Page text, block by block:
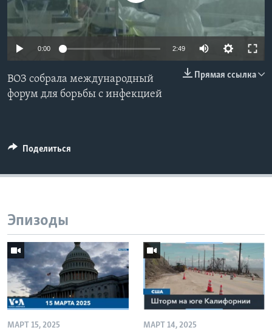
Learning English
СОЦИАЛЬНЫЕ СЕТИ
0:00 2:49
Прямая ссылка
ВОЗ собрала международный
форум для борьбы с инфекцией
Поделиться
Эпизоды
МАРТ 15, 2025 МАРТ 14, 2025